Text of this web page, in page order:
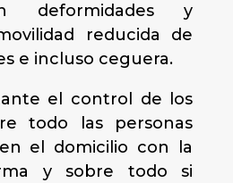
deformidades y
reducida de
e incluso ceguera.
el control de los
todo las personas
el domicilio con la
y sobre todo si